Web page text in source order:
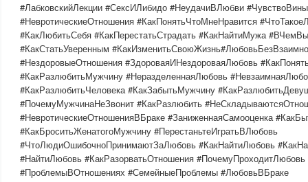
#ЛабковскийЛекции #СексИЛибидо #НеудачиВЛюбви
#НевротическиеОтношения #КакПонятьЧтоМнеНравится
#КакЛюбитьСебя #КакПерестатьСтрадать #КакНайтиМужа
#КакСтатьУверенным
#НездоровыеОтношения #ЗдороваяИНездороваяЛюбовь
#КакРазлюбитьМужчину #НеразделеннаяЛюбовь
#КакРазлюбитьЧеловека #КакЗабытьМужчину
#ПочемуМужчинаНеЗвонит #КакРазлюбить
#НевротическиеОтношенияВБраке #ЗаниженнаяСамооценка
#КакБроситьЖенатогоМужчину #ПерестаньтеИгратьВЛюбовь
#ЧтоЛюдиОшибочноПринимаютЗаЛюбовь #КакНайтиЛюбовь
#НайтиЛюбовь #КакРазорватьОтношения
#ПроблемыВОтношениях #СемейныеПроблемы #ЛюбовьВБраке